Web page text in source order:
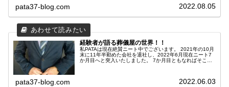
お会いしたことがなかったので、せっかくなら記事に残し
参考にしていただこうかなと。 提供する側、提供される
側、その周りにいらっしゃるご家族など、立場が違えば思
いも違うでしょうが、ほんの一例として共有していきたい
と思います。
pata37-blog.com 2022.08.05
経験者が語る葬儀屋の世界！！
私PATAは現在絶賛ニート中でございます。 2021年の10月
末に11年半勤めた会社を退社し、2022年6月現在ニート7
か月目へと突入いたしました。 7か月目ともなればそこそ
pata37-blog.com 2022.06.03